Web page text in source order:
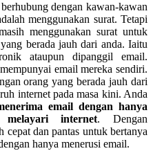
dengan kawan-kawan
menggunakan surat. Tetapi
menggunakan surat untuk
berada jauh dari anda. Iaitu
ataupun dipanggil email.
email mereka sendiri.
orang yang berada jauh dari
internet pada masa kini. Anda
email dengan hanya
internet. Dengan
cepat dan pantas untuk bertanya
hanya menerusi email.